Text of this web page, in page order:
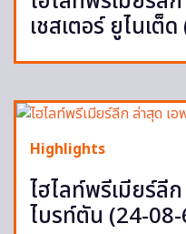
เชสเตอร์ ยูไนเต็
Highlights
ไฮไลท์พรีเมียร์ลี
ไบรท์ตัน (24-